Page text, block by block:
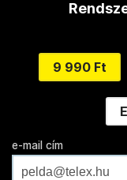
9 990 Ft
e-mail cím